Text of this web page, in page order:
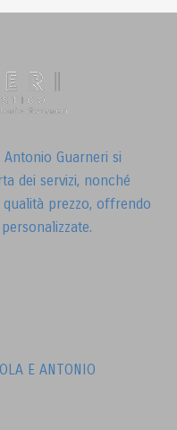
Guarneri si
dei servizi, nonché
prezzo, offrendo
E ANTONIO